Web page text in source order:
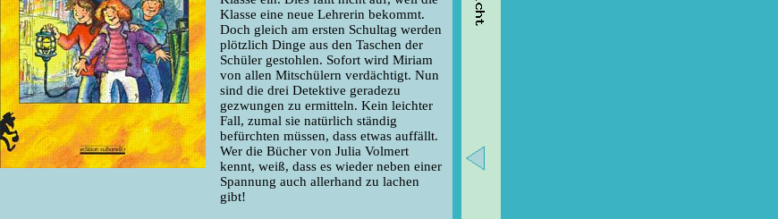
Klasse eine neue Lehrerin bekommt.
Doch gleich am ersten Schultag werden
plötzlich Dinge aus den Taschen der
Schüler gestohlen. Sofort wird Miriam
von allen Mitschülern verdächtigt. Nun
sind die drei Detektive geradezu
gezwungen zu ermitteln. Kein leichter
Fall, zumal sie natürlich ständig
befürchten müssen, dass etwas auffällt.
Wer die Bücher von Julia Volmert
kennt, weiß, dass es wieder neben einer
Spannung auch allerhand zu lachen
gibt!